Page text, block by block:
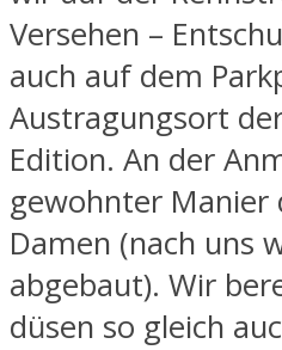
Versehen –
auch auf dem
Austragungsort
Edition. An der
gewohnter Manier
Damen (nach uns
abgebaut). Wir
düsen so gleich